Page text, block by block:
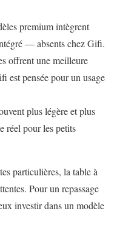
premium intègrent
— absents chez Gifi.
offrent une meilleure
est pensée pour un usage
plus légère et plus
réel pour les petits
particulières, la table à
Pour un repassage
investir dans un modèle